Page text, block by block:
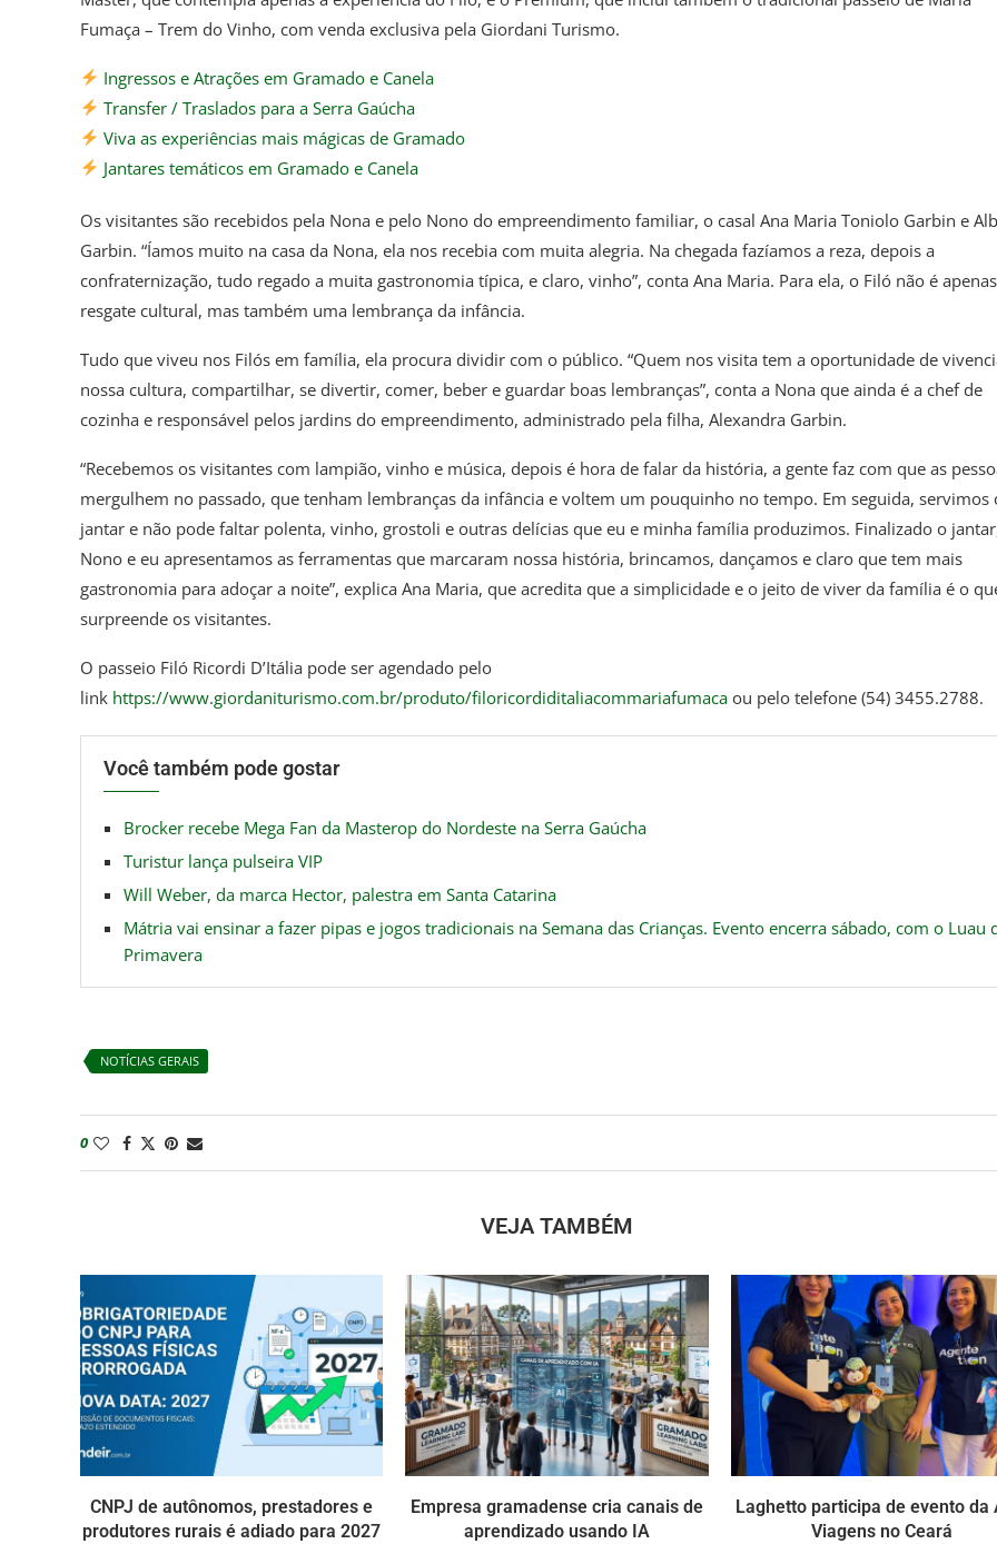
Fumaça – Trem do Vinho, com venda exclusiva pela Giordani Turismo.
Ingressos e Atrações em Gramado e Canela
Transfer / Traslados para a Serra Gaúcha
Viva as experiências mais mágicas de Gramado
Jantares temáticos em Gramado e Canela
Os visitantes são recebidos pela Nona e pelo Nono do empreendimento familiar, o casal Ana Maria Toniolo Garbin e
Garbin. “Íamos muito na casa da Nona, ela nos recebia com muita alegria. Na chegada fazíamos a reza, depois a
confraternização, tudo regado a muita gastronomia típica, e claro, vinho”, conta Ana Maria. Para ela, o Filó não é
resgate cultural, mas também uma lembrança da infância.
Tudo que viveu nos Filós em família, ela procura dividir com o público. “Quem nos visita tem a oportunidade de
nossa cultura, compartilhar, se divertir, comer, beber e guardar boas lembranças”, conta a Nona que ainda é a chef de
cozinha e responsável pelos jardins do empreendimento, administrado pela filha, Alexandra Garbin.
“Recebemos os visitantes com lampião, vinho e música, depois é hora de falar da história, a gente faz com que as
mergulhem no passado, que tenham lembranças da infância e voltem um pouquinho no tempo. Em seguida, servimos
jantar e não pode faltar polenta, vinho, grostoli e outras delícias que eu e minha família produzimos. Finalizado o
Nono e eu apresentamos as ferramentas que marcaram nossa história, brincamos, dançamos e claro que tem mais
gastronomia para adoçar a noite”, explica Ana Maria, que acredita que a simplicidade e o jeito de viver da família é o
surpreende os visitantes.
O passeio Filó Ricordi D’Itália pode ser agendado pelo
link https://www.giordaniturismo.com.br/produto/filoricordiditaliacommariafumaca ou pelo telefone (54) 3455.2788.
Você também pode gostar
Brocker recebe Mega Fan da Masterop do Nordeste na Serra Gaúcha
Turistur lança pulseira VIP
Will Weber, da marca Hector, palestra em Santa Catarina
Mátria vai ensinar a fazer pipas e jogos tradicionais na Semana das Crianças. Evento encerra sábado, com o Luau
Primavera
NOTÍCIAS GERAIS
0
VEJA TAMBÉM
CNPJ de autônomos, prestadores e
produtores rurais é adiado para 2027
Empresa gramadense cria canais de
aprendizado usando IA
Laghetto participa de evento da
Viagens no Ceará